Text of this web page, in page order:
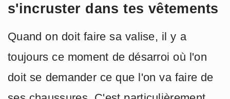
s'incruster dans tes vêtements
Quand on doit faire sa valise, il y a
toujours ce moment de désarroi où l'on
doit se demander ce que l'on va faire de